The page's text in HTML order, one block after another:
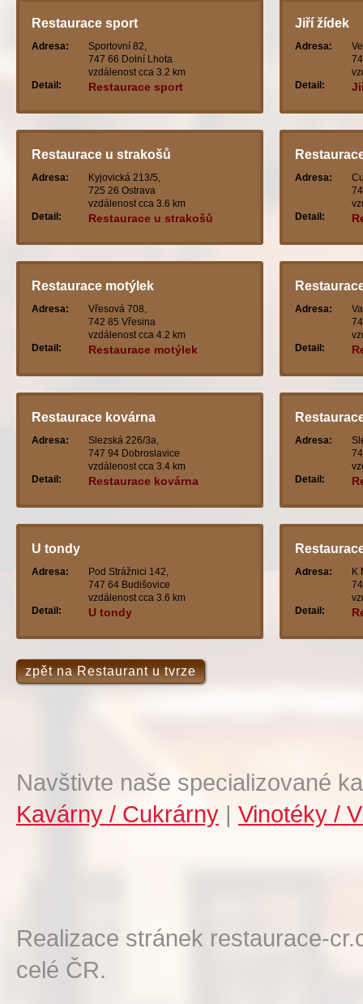
Restaurace sport
Adresa:
Sportovní 82,
747 66 Dolní Lhota
vzdálenost cca 3.2 km
Detail:
Restaurace sport
Jiří žídek
Adresa:
Detail:
Restaurace u strakošů
Adresa:
Kyjovická 213/5,
725 26 Ostrava
vzdálenost cca 3.6 km
Detail:
Restaurace u strakošů
Adresa:
Detail:
Restaurace motýlek
Adresa:
Vřesová 708,
742 85 Vřesina
vzdálenost cca 4.2 km
Detail:
Restaurace motýlek
Adresa:
Detail:
Restaurace kovárna
Adresa:
Slezská 226/3a,
747 94 Dobroslavice
vzdálenost cca 3.4 km
Detail:
Restaurace kovárna
Adresa:
Detail:
U tondy
Adresa:
Pod Strážnici 142,
747 64 Budišovice
vzdálenost cca 3.6 km
Detail:
U tondy
Adresa:
K
Detail:
zpět na Restaurant u tvrze
Navštivte naše specializované
Kavárny / Cukrárny | Vinotéky /
Realizace stránek restaurace-
celé ČR.